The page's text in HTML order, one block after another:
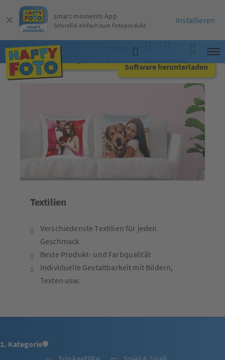
Software
App
WarenkorbAnmelden
Suche
Textilien
Verschiedenste Textilien für jeden
Geschmack
Beste Produkt- und Farbqualität
Individuelle Gestaltbarkeit mit Bildern,
Texten usw.
1. Kategorie
Jetzt online gestalten
Software herunterladen
smart moments App
Schnell & einfach zum Fotoprodukt
Installieren